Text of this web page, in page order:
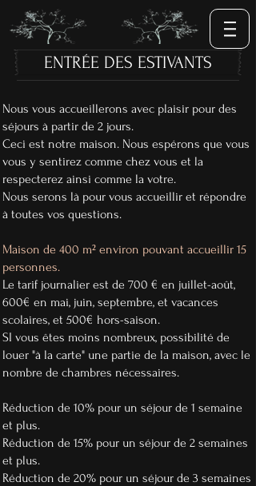
ENTRÉE DES ESTIVANTS
Nous vous accueillerons avec plaisir pour des
séjours à partir de 2 jours.
Ceci est notre maison. Nous espérons que vous
vous y sentirez comme chez vous et la
respecterez ainsi comme la votre.
Nous serons là pour vous accueillir et répondre
à toutes vos questions.
Maison de 400 m² environ pouvant accueillir 15
personnes.
Le tarif journalier est de 700 € en juillet-août,
600€ en mai, juin, septembre, et vacances
scolaires, et 500€ hors-saison.
SI vous êtes moins nombreux, possibilité de
louer "à la carte" une partie de la maison, avec le
nombre de chambres nécessaires.
Réduction de 10% pour un séjour de 1 semaine
et plus.
Réduction de 15% pour un séjour de 2 semaines
et plus.
Réduction de 20% pour un séjour de 3 semaines